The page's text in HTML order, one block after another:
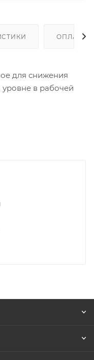
ОПЛАТА
для снижения
в рабочей